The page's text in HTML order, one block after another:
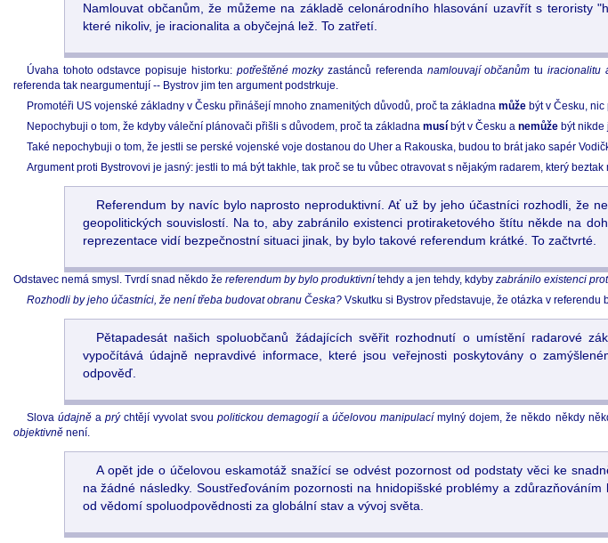
Namlouvat občanům, že můžeme na základě celonárodního hlasování uzavřít s teroristy
které nikoliv, je iracionalita a obyčejná lež. To zatřetí.
Úvaha tohoto odstavce popisuje historku: potřeštěné mozkyzastánců referenda namlouvají občanům tu iracionalitu
referenda tak neargumentují -- Bystrov jim ten argument podstrkuje.
Promotéři US vojenské základny v Česku přinášejí mnoho znamenitých důvodů, proč ta základna může být v Česku,
Nepochybuji o tom, že kdyby váleční plánovači přišli s důvodem, proč ta základna musí být v Česku a nemůže být nikde
Také nepochybuji o tom, že jestli se perské vojenské voje dostanou do Uher a Rakouska, budou to brát jako sapér
Argument proti Bystrovovi je jasný: jestli to má být takhle, tak proč se tu vůbec otravovat s nějakým radarem, který
Referendum by navíc bylo naprosto neproduktivní. Ať už by jeho účastníci rozhodli, že
geopolitických souvislostí. Na to, aby zabránilo existenci protiraketového štítu někde na
reprezentace vidí bezpečnostní situaci jinak, by bylo takové referendum krátké. To začtvrté.
Odstavec nemá smysl. Tvrdí snad někdo že referendum by bylo produktivní tehdy a jen tehdy, kdyby zabránilo existenci
Rozhodli by jeho účastníci, že není třeba budovat obranu Česka? Vskutku si Bystrov představuje, že otázka v referendu
Pětapadesát našich spoluobčanů žádajících svěřit rozhodnutí o umístění radarové
vypočítává údajně nepravdivé informace, které jsou veřejnosti poskytovány o
odpověď.
Slovaúdajně aprýchtějí vyvolat svoupolitickou demagogií aúčelovou manipulací mylný dojem, že někdo někdy
objektivně není.
A opět jde o účelovou eskamotáž snažící se odvést pozornost od podstaty věci ke
na žádné následky. Soustřeďováním pozornosti na hnidopišské problémy a
od vědomí spoluodpovědnosti za globální stav a vývoj světa.